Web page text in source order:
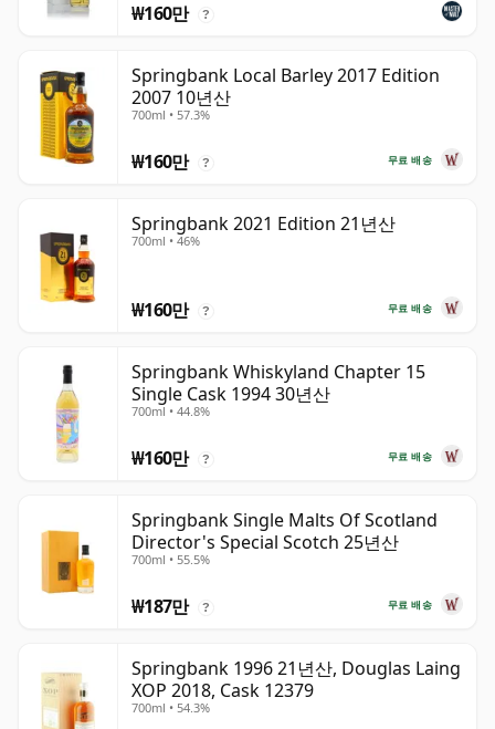
₩160만 ?
Springbank Local Barley 2017 Edition
2007 10년산
700ml • 57.3%
무료 배송
₩160만 ?
Springbank 2021 Edition 21년산
700ml • 46%
무료 배송
₩160만 ?
Springbank Whiskyland Chapter 15
Single Cask 1994 30년산
700ml • 44.8%
무료 배송
₩160만 ?
Springbank Single Malts Of Scotland
Director's Special Scotch 25년산
700ml • 55.5%
무료 배송
₩187만 ?
Springbank 1996 21년산, Douglas Laing
XOP 2018, Cask 12379
700ml • 54.3%